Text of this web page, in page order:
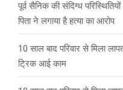
पूर्व सैनिक की संदिग्ध
पिता ने लगाया है हत्या का आरोप
10 साल बाद परिवार से मिला
ट्रिक आई काम